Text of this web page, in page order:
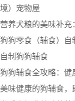
境）宠物屋
营养犬粮的美味补充
狗狗零食（辅食）自
自制狗狗辅食
狗狗辅食全攻略：健
美味健康的狗辅食